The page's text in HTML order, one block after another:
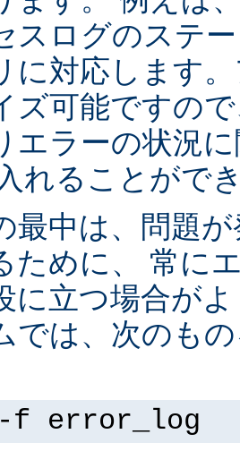
スログのステ
に対応します
ズ可能ですの
エラーの状況
れることがで
最中は、問題
ために、 常に
に立つ場合が
では、次のも
error_log